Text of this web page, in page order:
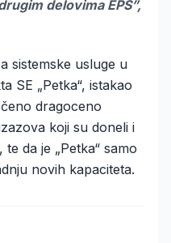
delovima EPS”,
sistemske usluge u
SE „Petka“, istakao
dragoceno
koji su doneli i
da je „Petka“ samo
novih kapaciteta.